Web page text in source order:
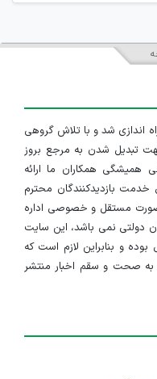
ایران استخدام در تاریخ ۱۳۹۱/۱/۱۰ راه اندازی شد و با تلاش گروهی
تبدیل شدن به مرجع بروز
همکاران ما ارائه
بازدیدکنندگان محترم
مستقل و خصوصی اداره
دولتی نمی باشد، این سایت
و بنابراین لازم است که
به صحت و سقم اخبار منتشر